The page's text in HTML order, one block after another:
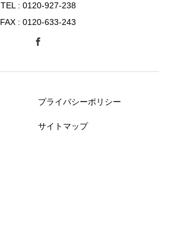
TEL : 0120-927-238
FAX : 0120-633-243
プライバシーポリシー
サイトマップ